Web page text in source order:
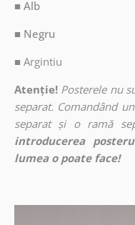
■ Alb
■ Negru
■ Argintiu
Atenție! Posterele nu
separat. Comandând
separat și o ramă
introducerea
lumea o poate face!